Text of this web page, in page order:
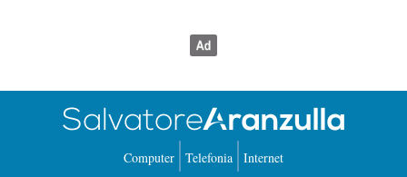
Computer Telefonia Internet